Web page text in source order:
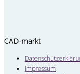
CAD-markt
Impressum